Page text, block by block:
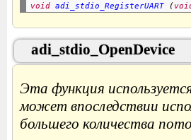
void adi_stdio_RegisterUART (
adi_stdio_OpenDevice
Эта функция
может впоследствии
большего количества